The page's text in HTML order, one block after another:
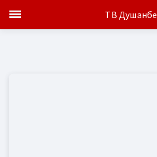
ТВ Душанбе